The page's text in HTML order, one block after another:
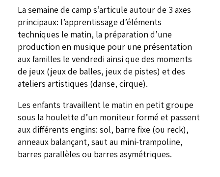
La semaine de camp s’articule autour de 3 axes
principaux: l’apprentissage d’éléments
techniques le matin, la préparation d’une
production en musique pour une présentation
aux familles le vendredi ainsi que des moments
de jeux (jeux de balles, jeux de pistes) et des
ateliers artistiques (danse, cirque).
Les enfants travaillent le matin en petit groupe
sous la houlette d’un moniteur formé et passent
aux différents engins: sol, barre fixe (ou reck),
anneaux balançant, saut au mini-trampoline,
barres parallèles ou barres asymétriques.